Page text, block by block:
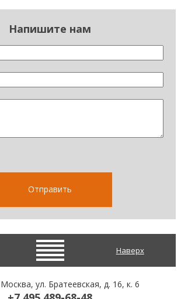
Напишите нам
Наверх
Москва,ул. Братеевская, д. 16, к. 6